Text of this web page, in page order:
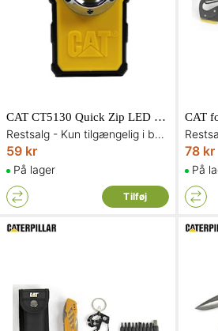
CAT CT5130 Quick Zip LED arbejdslampe 125/250 lumen
Restsalg - Kun tilgængelig i begrænset antal og så længe lager haves
59 kr
På lager
Tilføj
78 kr
På